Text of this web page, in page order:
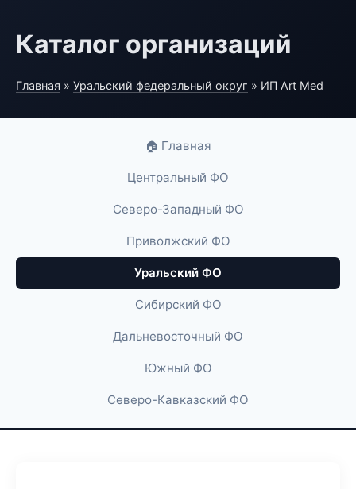
Каталог организаций
Главная » Уральский федеральный округ » ИП Art Med
🏠 Главная
Центральный ФО
Северо-Западный ФО
Приволжский ФО
Уральский ФО
Сибирский ФО
Дальневосточный ФО
Южный ФО
Северо-Кавказский ФО